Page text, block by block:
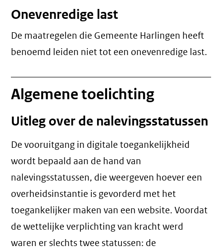
Onevenredige last
De maatregelen die Gemeente Harlingen heeft
benoemd leiden niet tot een onevenredige last.
Algemene toelichting
Uitleg over de nalevingsstatussen
De vooruitgang in digitale toegankelijkheid
wordt bepaald aan de hand van
nalevingsstatussen, die weergeven hoever een
overheidsinstantie is gevorderd met het
toegankelijker maken van een website. Voordat
de wettelijke verplichting van kracht werd
waren er slechts twee statussen: de